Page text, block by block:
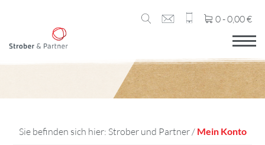
0 -0,00€
Sie befinden sich hier: Strober und Partner/ Mein Konto